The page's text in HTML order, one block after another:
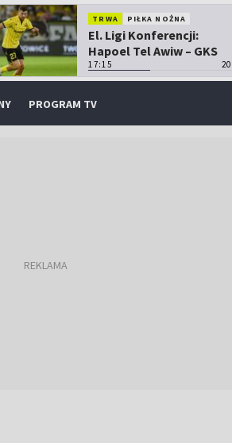
TRWA PIŁKA NOŻNA
El. Ligi Konferencji:
Hapoel Tel Awiw – GKS
Katowice
17:15
PROGRAM TV